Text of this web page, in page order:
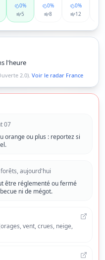
0%
5
0%
8
0%
12
l'heure
2.0). Voir le radar France
07
orange ou plus : reportez si
aujourd'hui
être réglementé ou fermé
ni de mégot.
vent, crues, neige,